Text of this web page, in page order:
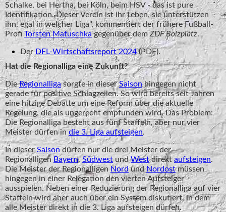
Schalke, bei Hertha, bei Köln, beim HSV - das ist pure
Identifikation. Dieser Verein ist ihr Leben, sie unterstützen
ihn, egal in welcher Liga", kommentiert der frühere Fußball-
Profi Torsten Matuschkagegenüber demZDF Bolzplatz.
Der DFL-Wirtschaftsreport 2024(PDF).
Hat die Regionalliga eine Zukunft?
DieRegionalligasorgte in dieserSaisonhingegen nicht
gerade für positive Schlagzeilen. So wird bereits seit Jahren
eine hitzige Debatte um eine Reform über die aktuelle
Regelung, die als ungerecht empfunden wird. Das Problem:
Die Regionalliga besteht aus fünf Staffeln, aber nur vier
Meister dürfen indie 3. Liga aufsteigen.
In dieserSaison dürfen nur die drei Meister der
Regionalligen Bayern,SüdwestundWestdirekt aufsteigen.
Die Meister der Regionalligen NordundNordostmüssen
hingegen in einer Relegation den vierten Aufsteiger
ausspielen. Neben einer Reduzierung der Regionalliga auf vier
Staffeln wird aber auch über ein System diskutiert, in dem
alle Meister direkt in die 3. Liga aufsteigen dürfen.